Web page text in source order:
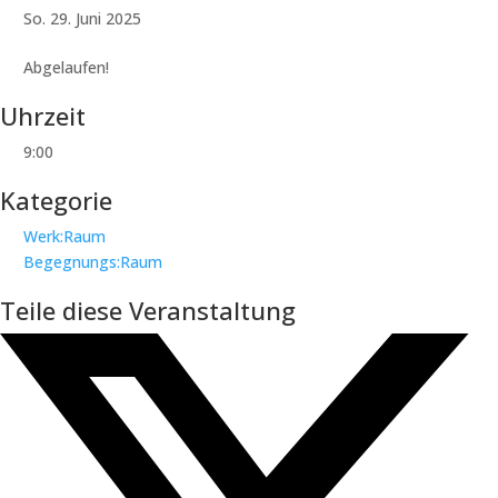
So. 29. Juni 2025
Abgelaufen!
Uhrzeit
9:00
Kategorie
Werk:Raum
Begegnungs:Raum
Teile diese Veranstaltung